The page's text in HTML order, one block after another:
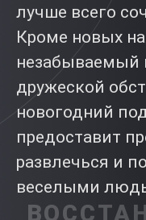
лучше всего
Кроме новых
незабываемый
дружеской
новогодний
предоставит
развлечься и
веселыми